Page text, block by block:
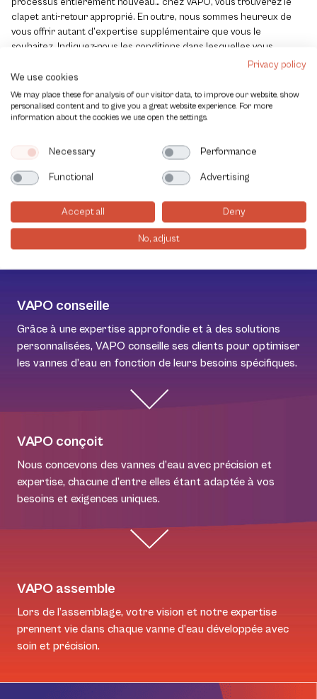
clapet anti-retour approprié. En outre, nous sommes heureux de
vous offrir autant d’expertise supplémentaire que vous le
souhaitez. Indiquez-nous les conditions dans lesquelles vous
souhaitez utiliser le clapet anti-retour, et nous vous fournirons le
clapet idéal.
Montre plus
Nous sommes experts en vannes automatisées,
avec un stock important et des conseils
d’experts.
VAPO conseille
Grâce à une expertise approfondie et à des solutions
personnalisées, VAPO conseille ses clients pour optimiser
les vannes d’eau en fonction de leurs besoins spécifiques.
VAPO conçoit
Nous concevons des vannes d’eau avec précision et
expertise, chacune d’entre elles étant adaptée à vos
besoins et exigences uniques.
VAPO assemble
Lors de l’assemblage, votre vision et notre expertise
prennent vie dans chaque vanne d’eau développée avec
soin et précision.
Privacy policy
We use cookies
We may place these for analysis of our visitor data, to improve our website, show
personalised content and to give you a great website experience. For more
information about the cookies we use open the settings.
Necessary Performance
Functional Advertising
Accept all Deny
No, adjust